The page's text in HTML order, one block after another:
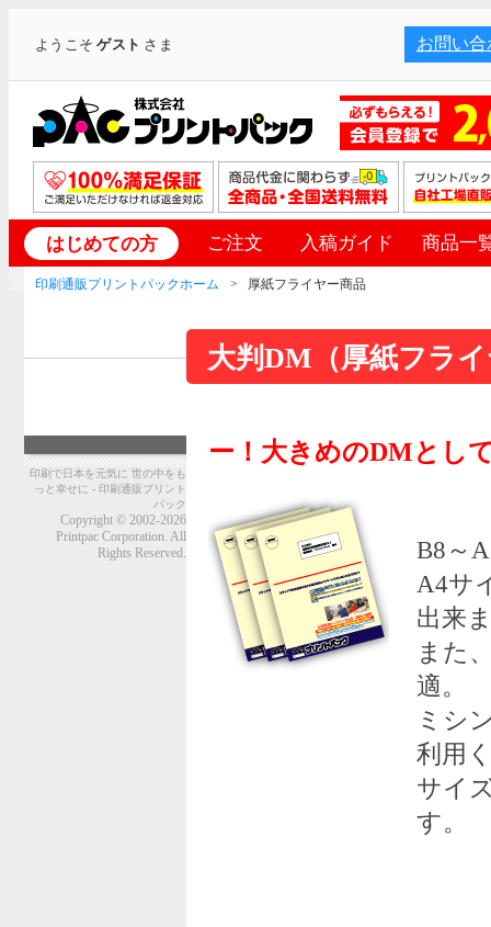
ようこそゲスト さま お問い合
はじめての方 ご注文 入稿ガイド 商品一
印刷通販プリントパックホーム 厚紙フライヤー商品
大判DM（厚紙フラ
ー！大きめのDMとし
B8～
A4サ
出来
また
適。
ミシ
利用
サイ
す。
印刷で日本を元気に 世の中をも
っと幸せに - 印刷通販プリント
パック
Copyright © 2002-2026
Printpac Corporation. All
Rights Reserved.